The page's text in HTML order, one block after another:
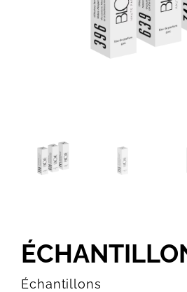
Échantillons